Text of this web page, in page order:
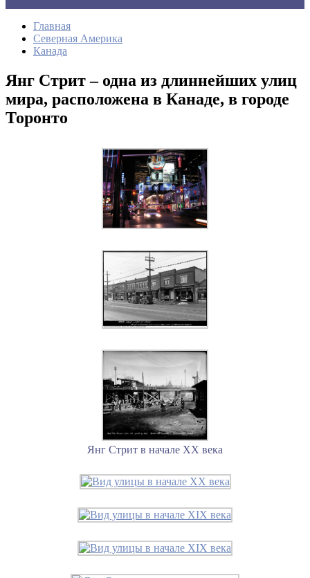
Главная
Северная Америка
Канада
Янг Стрит – одна из длиннейших улиц
мира, расположена в Канаде, в городе
Торонто
Янг Стрит в начале XX века